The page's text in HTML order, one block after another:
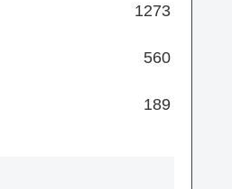
1273
560
189